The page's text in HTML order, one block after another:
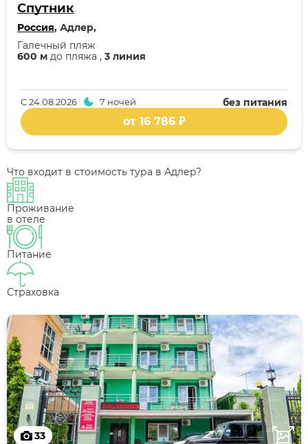
Спутник
Россия, Адлер,
600 м до пляжа , 3 линия
Галечный пляж
без питания
С24.08.2026 7 ночей
от 16 786 ₽
Что входит в стоимость тура в Адлер?
Проживание
в отеле
Питание
Страховка
33